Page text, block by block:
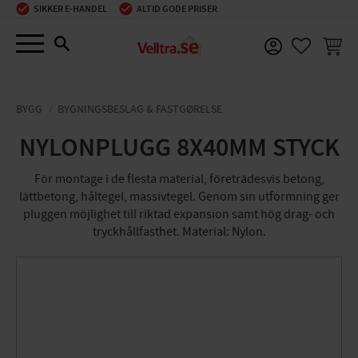
Menu
SIKKER E-HANDEL ALTID GODE PRISER
BYGG BYGNINGSBESLAG & FASTGØRELSE
NYLONPLUGG 8X40MM STYCK
För montage i de flesta material, företrädesvis betong,
lättbetong, håltegel, massivtegel. Genom sin utformning ger
pluggen möjlighet till riktad expansion samt hög drag- och
tryckhållfasthet. Material: Nylon.